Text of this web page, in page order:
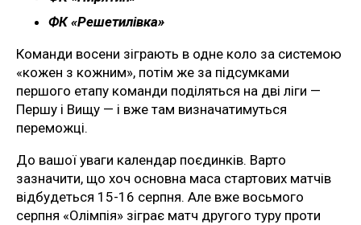
ФК «Решетилівка»
Команди восени зіграють в одне коло за системою
«кожен з кожним», потім же за підсумками
першого етапу команди поділяться на дві ліги —
Першу і Вищу — і вже там визначатимуться
переможці.
До вашої уваги календар поєдинків. Варто
зазначити, що хоч основна маса стартових матчів
відбудеться 15-16 серпня. Але вже восьмого
серпня «Олімпія» зіграє матч другого туру проти